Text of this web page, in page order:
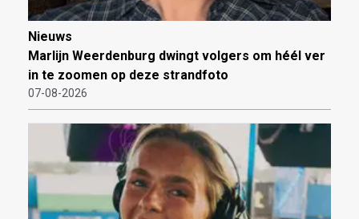
Nieuws
Marlijn Weerdenburg dwingt volgers om héél ver
in te zoomen op deze strandfoto
07-08-2026